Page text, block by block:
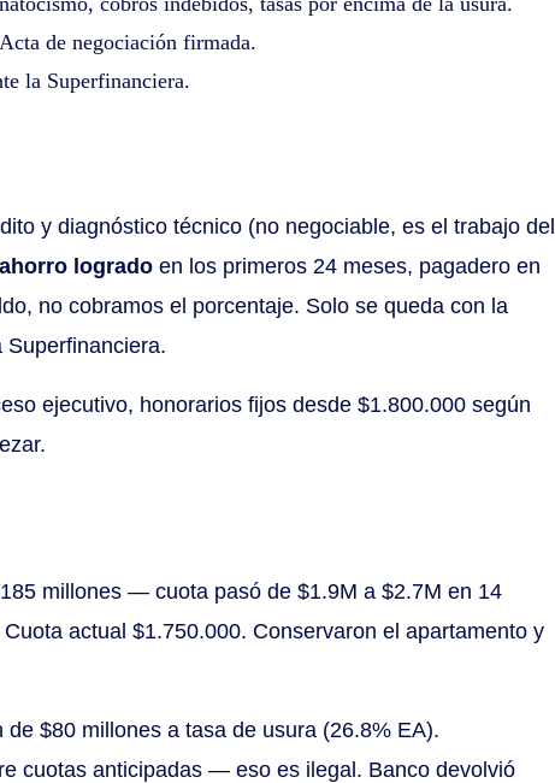
de negociación firmada.
la Superfinanciera.
y diagnóstico técnico (no negociable, es el trabajo del
logrado en los primeros 24 meses, pagadero en
no cobramos el porcentaje. Solo se queda con la
ejecutivo, honorarios fijos desde $1.800.000 según
millones — cuota pasó de $1.9M a $2.7M en 14
actual $1.750.000. Conservaron el apartamento y
$80 millones a tasa de usura (26.8% EA).
cuotas anticipadas — eso es ilegal. Banco devolvió